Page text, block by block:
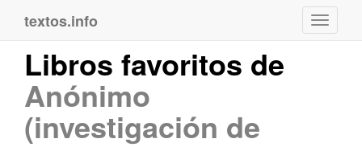
textos.info
Libros favoritos de
Anónimo
(investigación de